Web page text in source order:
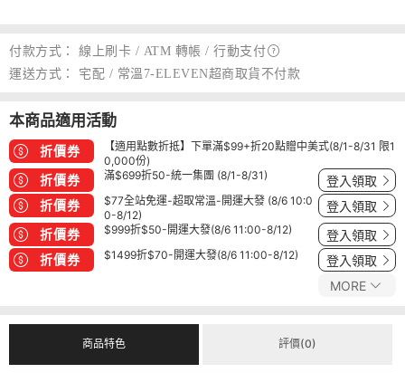
付款方式： 線上刷卡 / ATM 轉帳 / 行動支付
運送方式：
宅配 / 常溫7-ELEVEN超商取貨不付款
本商品適用活動
折價券
【適用點數折抵】下單滿$99+折20點贈中美式(8/1-8/31 限1
0,000份)
折價券 滿$699折50-統一集團 (8/1-8/31) 登入領取
折價券
$77全站免運-超取常溫-開運大發 (8/6 10:0
0-8/12)
登入領取
折價券 $999折$50-開運大發(8/6 11:00-8/12) 登入領取
折價券 $1499折$70-開運大發(8/6 11:00-8/12) 登入領取
MORE
商品特色 評價(0)